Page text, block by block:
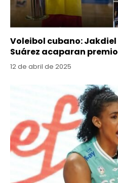
Voleibol cubano:
Suárez acaparan
12 de abril de 2025